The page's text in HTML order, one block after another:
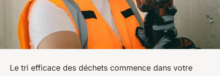
Le tri efficace des déchets commence dans votre